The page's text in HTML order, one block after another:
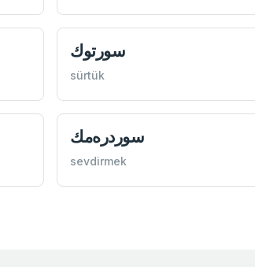
سورتوك
sürtük
سوردره‌مك
sevdirmek